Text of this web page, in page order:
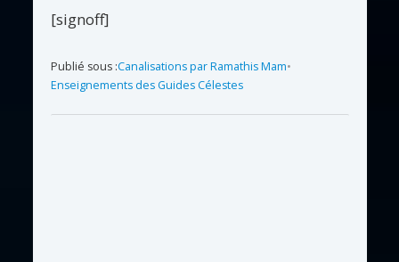
[signoff]
Publié sous :Canalisations par Ramathis Mam•
Enseignements des Guides Célestes